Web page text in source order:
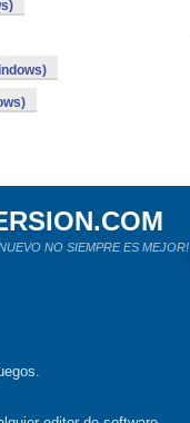
NO SIEMPRE ES MEJOR!